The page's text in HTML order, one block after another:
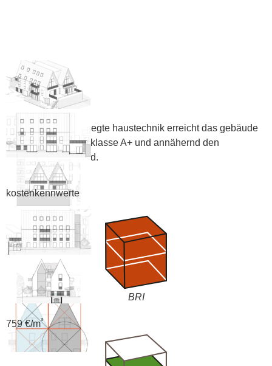
durch die wohlüberlegte haustechnik erreicht das gebäude
die energieeffizienzklasse A+ und annähernd den
passivhaus-standard.
kostenkennwerte
BRI
759 €/m³